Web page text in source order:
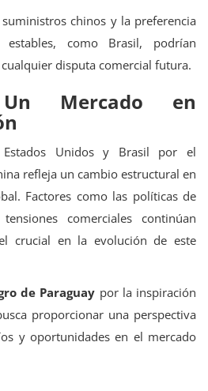
chinos y la preferencia
como Brasil, podrían
disputa comercial futura.
Un Mercado en
Estados Unidos y Brasil por el
refleja un cambio estructural en
Factores como las políticas de
comerciales continúan
crucial en la evolución de este
de Paraguay por la inspiración
proporcionar una perspectiva
y oportunidades en el mercado